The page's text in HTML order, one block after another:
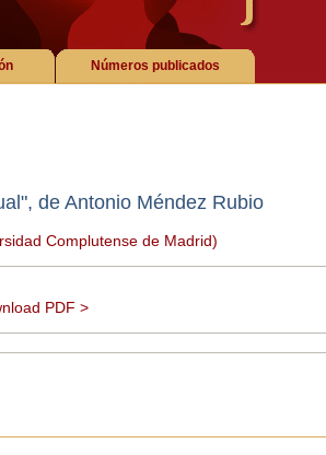
Números publicados
de Antonio Méndez Rubio
Complutense de Madrid)
PDF >